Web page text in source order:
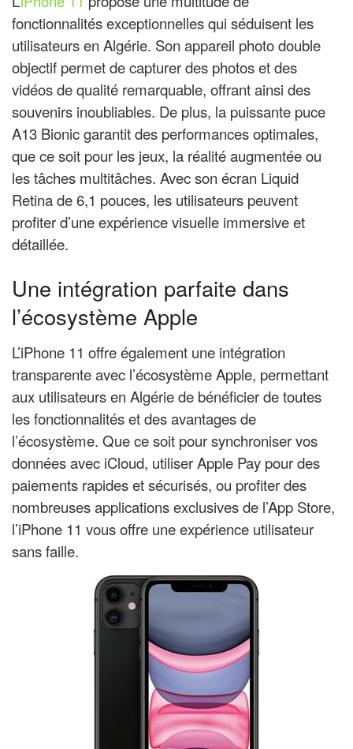
fonctionnalités exceptionnelles qui séduisent les
utilisateurs en Algérie. Son appareil photo double
objectif permet de capturer des photos et des
vidéos de qualité remarquable, offrant ainsi des
souvenirs inoubliables. De plus, la puissante puce
A13 Bionic garantit des performances optimales,
que ce soit pour les jeux, la réalité augmentée ou
les tâches multitâches. Avec son écran Liquid
Retina de 6,1 pouces, les utilisateurs peuvent
profiter d’une expérience visuelle immersive et
détaillée.
Une intégration parfaite dans
l’écosystème Apple
L’iPhone 11 offre également une intégration
transparente avec l’écosystème Apple, permettant
aux utilisateurs en Algérie de bénéficier de toutes
les fonctionnalités et des avantages de
l’écosystème. Que ce soit pour synchroniser vos
données avec iCloud, utiliser Apple Pay pour des
paiements rapides et sécurisés, ou profiter des
nombreuses applications exclusives de l’App Store,
l’iPhone 11 vous offre une expérience utilisateur
sans faille.